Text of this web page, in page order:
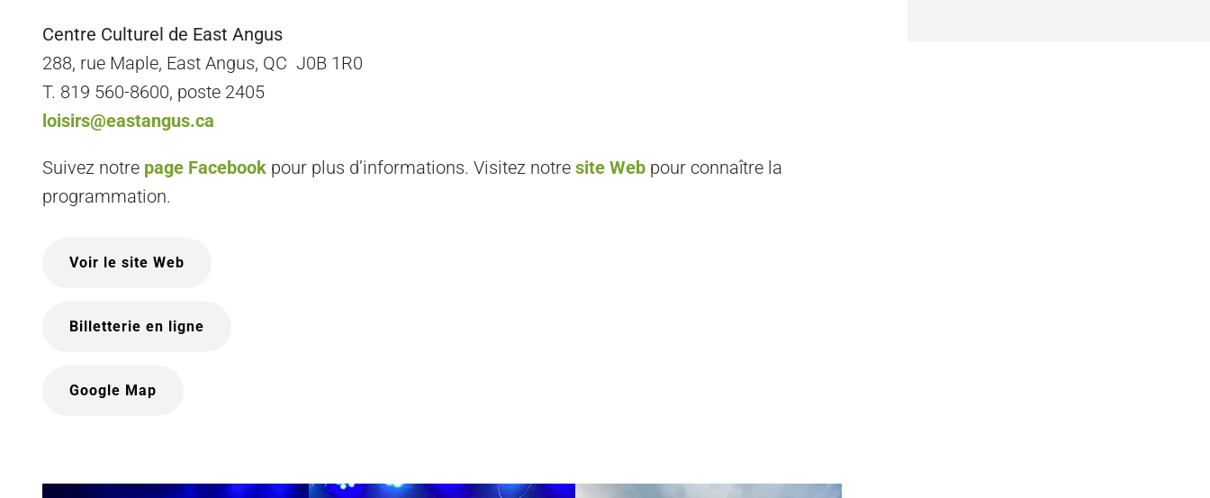
Centre Culturel de East Angus
288, rue Maple, East Angus, QC J0B 1R0
T. 819 560-8600, poste 2405
loisirs@eastangus.ca
Suivez notre page Facebookpour plus d’informations. Visitez notre site Webpour connaître la
programmation.
Voir le site Web
Billetterie en ligne
Google Map